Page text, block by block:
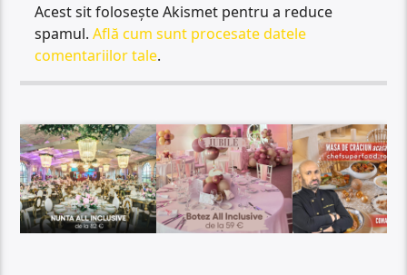
Acest sit folosește Akismet pentru a reduce
spamul.Află cum sunt procesate datele
comentariilor tale.